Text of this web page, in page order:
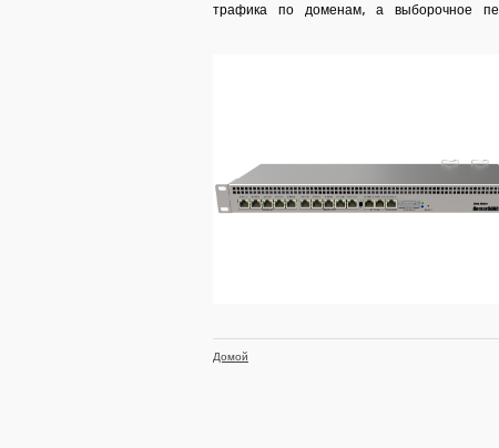
трафика по доменам, а выборочное
Домой